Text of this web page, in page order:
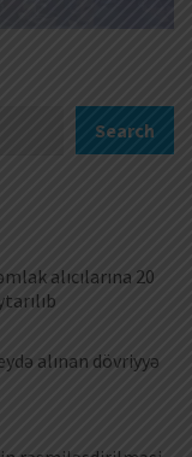
Search
alıcılarına 20
alınan dövriyyə